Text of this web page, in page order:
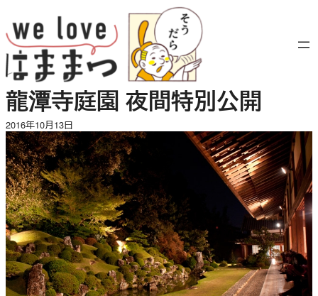
容
を
ス
キ
ッ
プ
龍潭寺庭園 夜間特別公開
2016年10月13日